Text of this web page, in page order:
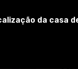
da casa